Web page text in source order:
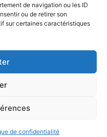
de navigation ou les ID
ou de retirer son
sur certaines caractéristiques
de confidentialité